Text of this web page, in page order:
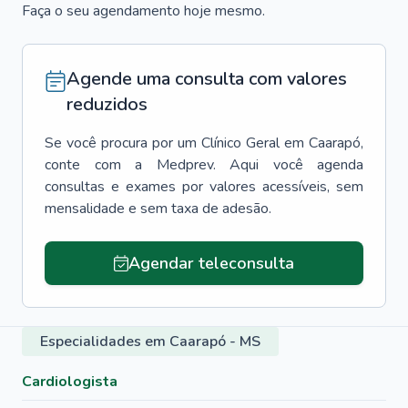
Faça o seu agendamento hoje mesmo.
Agende uma consulta com valores
reduzidos
Se você procura por um Clínico Geral em Caarapó,
conte com a Medprev. Aqui você agenda
consultas e exames por valores acessíveis, sem
mensalidade e sem taxa de adesão.
Agendar teleconsulta
Especialidades em Caarapó - MS
Cardiologista